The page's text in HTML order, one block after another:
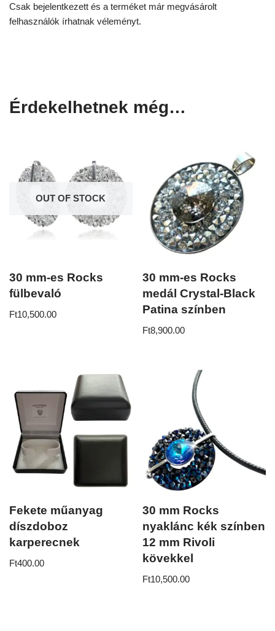
Csak bejelentkezett és a terméket már megvásárolt
felhasználók írhatnak véleményt.
Érdekelhetnek még…
OUT OF STOCK
30 mm-es Rocks
fülbevaló
Ft10,500.00
30 mm-es Rocks
medál Crystal-Black
Patina színben
Ft8,900.00
Fekete műanyag
díszdoboz
karperecnek
Ft400.00
30 mm Rocks
nyaklánc kék színben
12 mm Rivoli
kövekkel
Ft10,500.00